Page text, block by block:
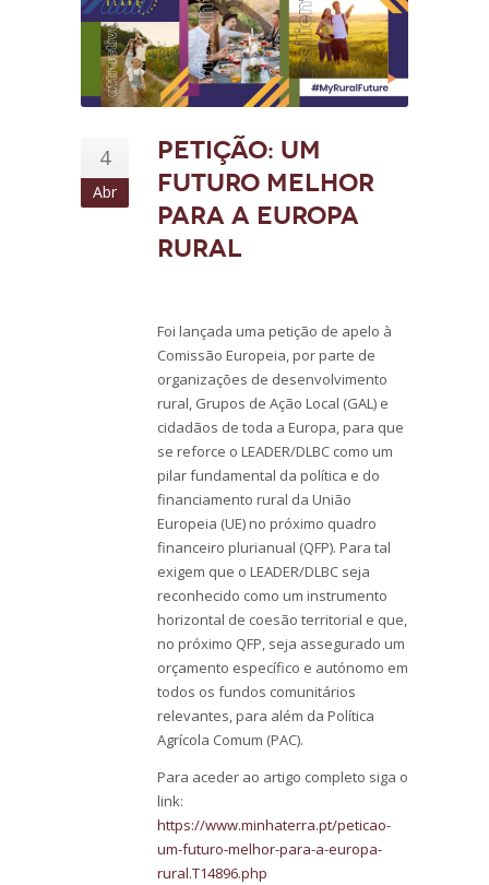
4
Abr
Petição: Um
futuro melhor
para a Europa
rural
Foi lançada uma petição de apelo à
Comissão Europeia, por parte de
organizações de desenvolvimento
rural, Grupos de Ação Local (GAL) e
cidadãos de toda a Europa, para que
se reforce o LEADER/DLBC como um
pilar fundamental da política e do
financiamento rural da União
Europeia (UE) no próximo quadro
financeiro plurianual (QFP). Para tal
exigem que o LEADER/DLBC seja
reconhecido como um instrumento
horizontal de coesão territorial e que,
no próximo QFP, seja assegurado um
orçamento específico e autónomo em
todos os fundos comunitários
relevantes, para além da Política
Agrícola Comum (PAC).
Para aceder ao artigo completo siga o
link:
https://www.minhaterra.pt/peticao-
um-futuro-melhor-para-a-europa-
rural.T14896.php